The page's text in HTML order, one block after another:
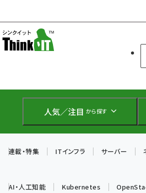
人気／注目 から探す
連載・特集 ITインフラ サーバー
AI・人工知能 Kubernetes